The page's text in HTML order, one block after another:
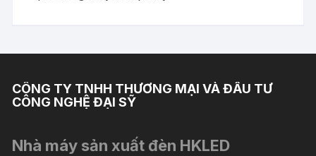
CÔNG TY TNHH THƯƠNG MẠI VÀ ĐẦU TƯ
CÔNG NGHỆ ĐẠI SỸ
Nhà máy sản xuất đèn HKLED